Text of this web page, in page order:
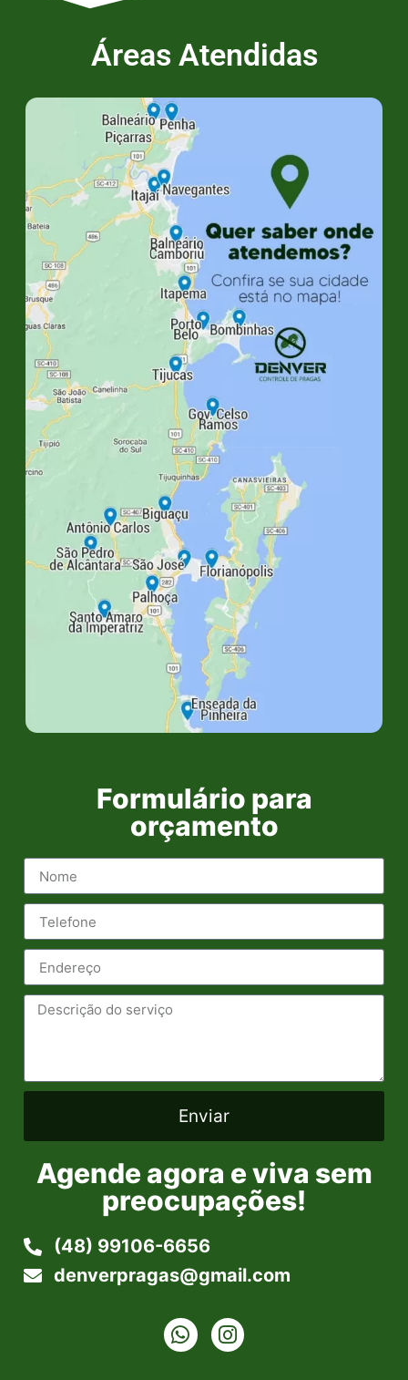
Áreas Atendidas
Formulário para
orçamento
Enviar
Agende agora e viva sem
preocupações!
(48) 99106-6656
denverpragas@gmail.com